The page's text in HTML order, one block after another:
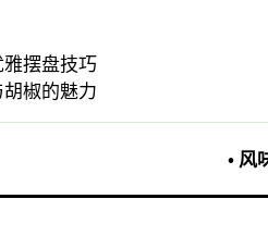
雅摆盘技巧
胡椒的魅力
• 风